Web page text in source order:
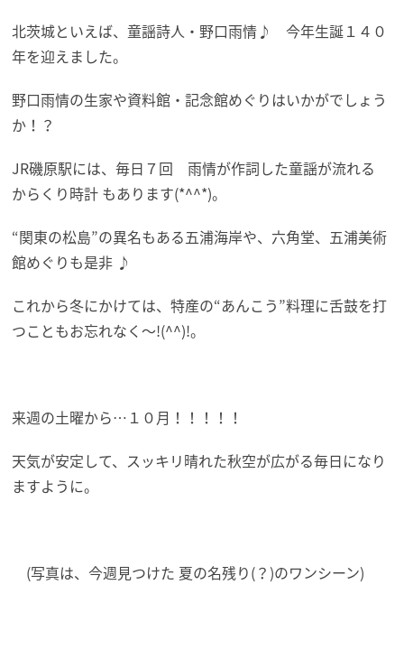
北茨城といえば、童謡詩人・野口雨情♪ 今年生誕１４０
年を迎えました。
野口雨情の生家や資料館・記念館めぐりはいかがでしょう
か！？
JR磯原駅には、毎日７回 雨情が作詞した童謡が流れる
からくり時計 もあります(*^^*)。
“関東の松島”の異名もある五浦海岸や、六角堂、五浦美術
館めぐりも是非 ♪
これから冬にかけては、特産の“あんこう”料理に舌鼓を打
つこともお忘れなく～!(^^)!。
来週の土曜から…１０月！！！！！
天気が安定して、スッキリ晴れた秋空が広がる毎日になり
ますように。
(写真は、今週見つけた 夏の名残り(？)のワンシーン)